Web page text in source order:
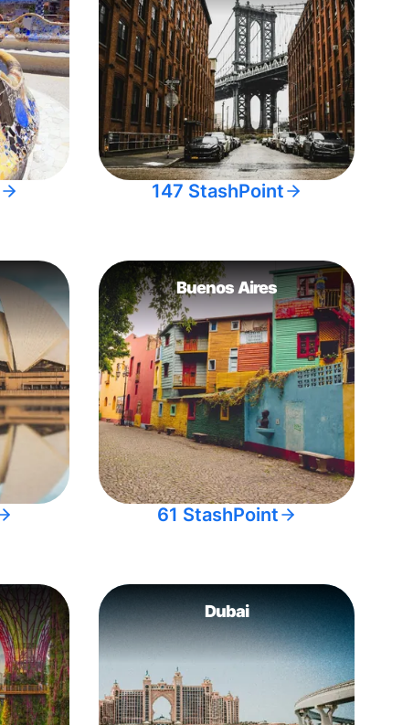
147 StashPoint
Buenos Aires
61 StashPoint
Dubai